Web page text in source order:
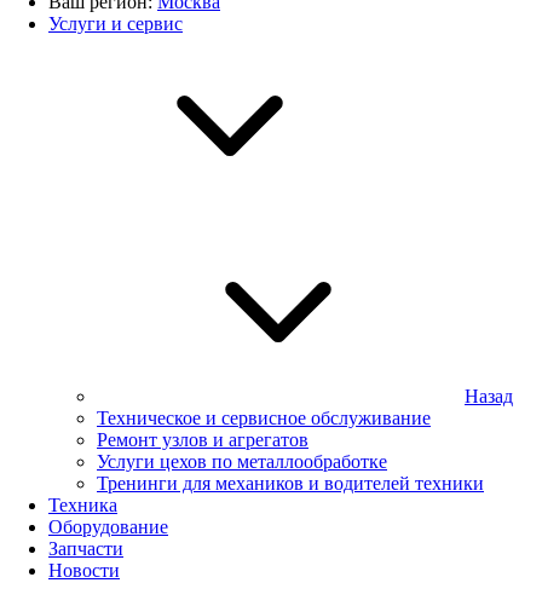
Услуги и сервис
Назад
Техническое и сервисное обслуживание
Ремонт узлов и агрегатов
Услуги цехов по металлообработке
Тренинги для механиков и водителей техники
Техника
Оборудование
Запчасти
Новости